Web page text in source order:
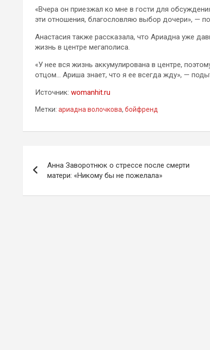
«Вчера он приезжал ко мне в гости для
эти отношения, благословляю выбор дочери», —
Анастасия также рассказала, что Ариадна уже
жизнь в центре мегаполиса.
«У нее вся жизнь аккумулирована в центре,
отцом… Ариша знает, что я ее всегда жду», —
Источник: womanhit.ru
Метки: ариадна волочкова, бойфренд
по
записям
Анна Заворотнюк о стрессе после смерти
матери: «Никому бы не пожелала»